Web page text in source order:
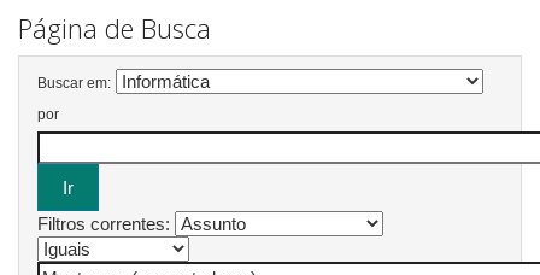
Página de Busca
Buscar em:
por
Filtros correntes: